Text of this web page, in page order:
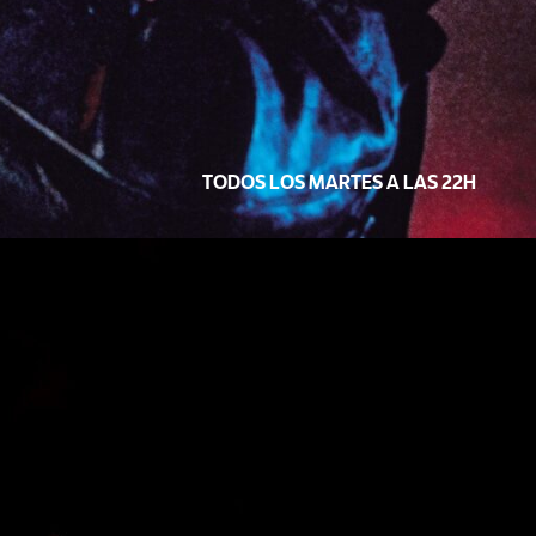
TODOS LOS MARTES A LAS 22H